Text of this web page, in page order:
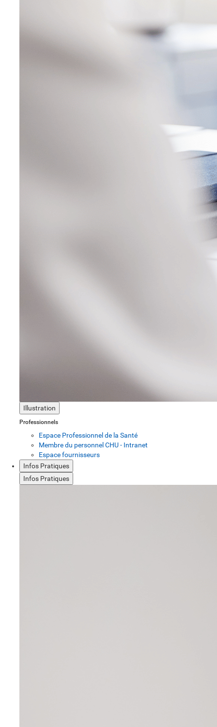
Illustration
Professionnels
Espace Professionnel de la Santé
Membre du personnel CHU - Intranet
Espace fournisseurs
Infos Pratiques
Infos Pratiques